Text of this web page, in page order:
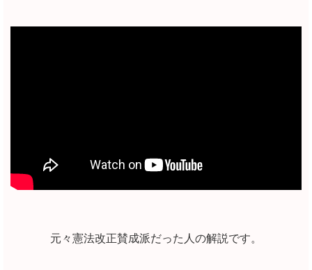
元々憲法改正賛成派だった人の解説です。